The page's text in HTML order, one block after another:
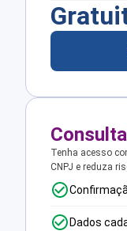
Tenha acesso
CNPJ e reduza
Dados